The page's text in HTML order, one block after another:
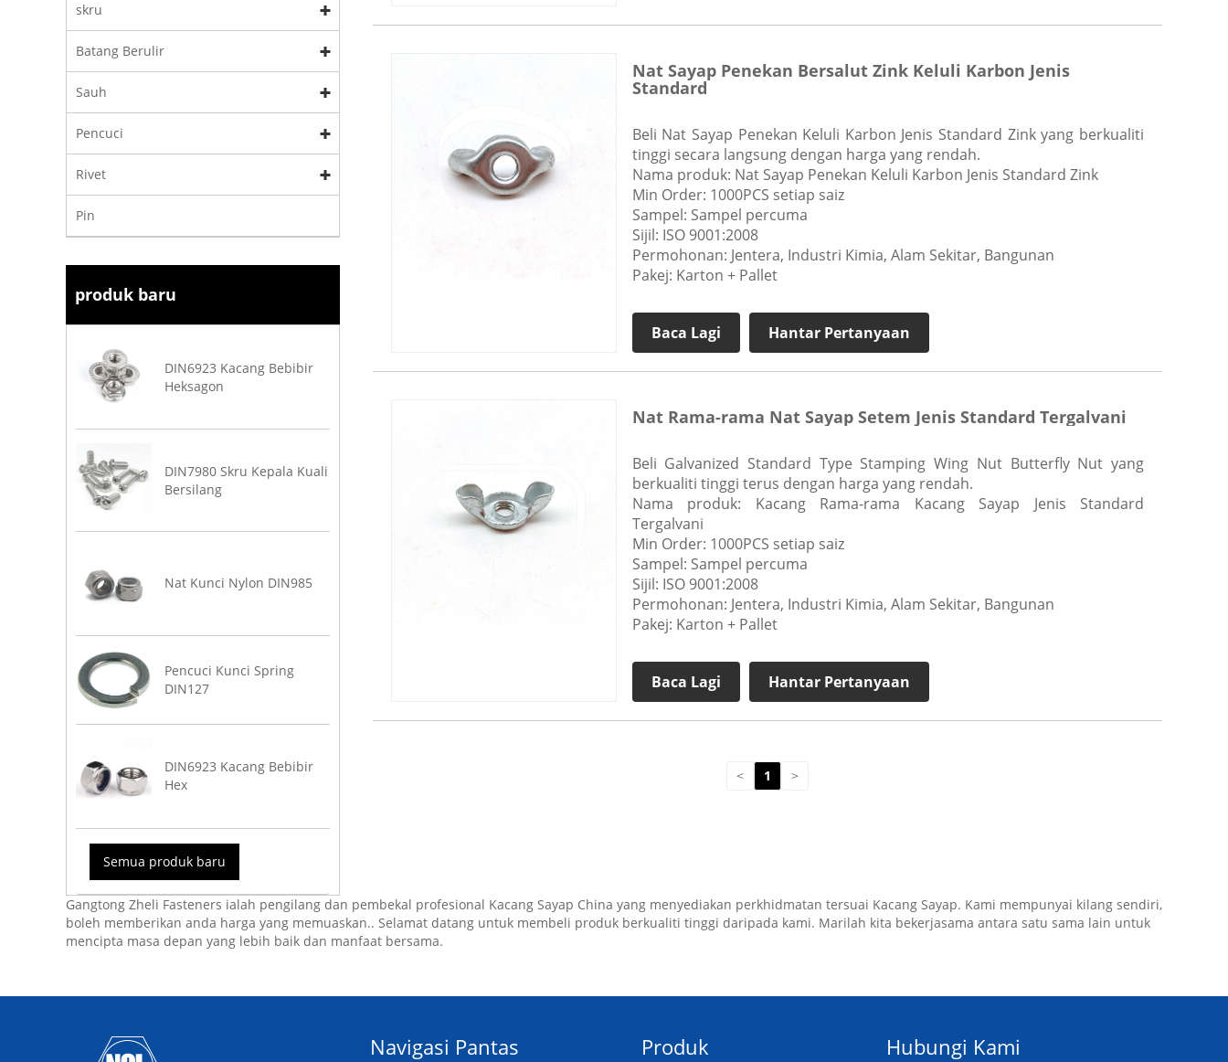
skru
Batang Berulir
Sauh
Pencuci
Rivet
Pin
produk baru
DIN6923 Kacang Bebibir
Heksagon
DIN7980 Skru Kepala Kuali
Bersilang
Nat Kunci Nylon DIN985
Pencuci Kunci Spring
DIN127
DIN6923 Kacang Bebibir
Hex
Semua produk baru
Nat Sayap Penekan Bersalut Zink Keluli Karbon Jenis
Standard
Beli Nat Sayap Penekan Keluli Karbon Jenis Standard Zink yang berkualiti
tinggi secara langsung dengan harga yang rendah.
Nama produk: Nat Sayap Penekan Keluli Karbon Jenis Standard Zink
Min Order: 1000PCS setiap saiz
Sampel: Sampel percuma
Sijil: ISO 9001:2008
Permohonan: Jentera, Industri Kimia, Alam Sekitar, Bangunan
Pakej: Karton + Pallet
Baca Lagi Hantar Pertanyaan
Nat Rama-rama Nat Sayap Setem Jenis Standard Tergalvani
Beli Galvanized Standard Type Stamping Wing Nut Butterfly Nut yang
berkualiti tinggi terus dengan harga yang rendah.
Nama produk: Kacang Rama-rama Kacang Sayap Jenis Standard
Tergalvani
Min Order: 1000PCS setiap saiz
Sampel: Sampel percuma
Sijil: ISO 9001:2008
Permohonan: Jentera, Industri Kimia, Alam Sekitar, Bangunan
Pakej: Karton + Pallet
Baca Lagi Hantar Pertanyaan
< 1 >
Gangtong Zheli Fasteners ialah pengilang dan pembekal profesional Kacang Sayap China yang menyediakan perkhidmatan tersuai Kacang Sayap. Kami mempunyai kilang sendiri,
boleh memberikan anda harga yang memuaskan.. Selamat datang untuk membeli produk berkualiti tinggi daripada kami. Marilah kita bekerjasama antara satu sama lain untuk
mencipta masa depan yang lebih baik dan manfaat bersama.
Navigasi Pantas Produk Hubungi Kami